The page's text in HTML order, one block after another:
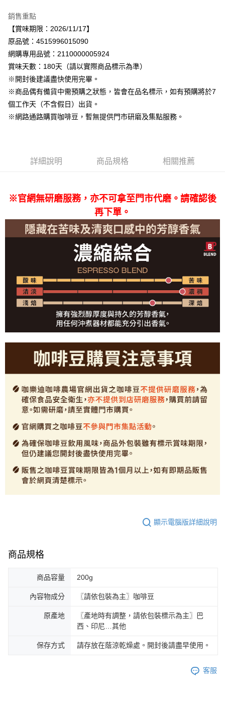
全盈+PAY
AFTEE先享後付
相關說明
【關於「AFTEE先享後付」】
AFTEE先享後付是「在收到商品之後才付款」的支付方式。 讓您購物簡單
便利好安心！
１．簡單：不需註冊會員、不需綁卡、不需儲值。
２．便利：只要手機號碼，簡訊認證，即可結帳。
【「AFTEE先享後付」結帳流程】
ATM／網路銀行／等多元方式進行付款，方視為交易完成。
※ 交易是否成功請以「AFTEE先享後付 」之結帳頁面顯示為準，若有關於
是否繳費成功／繳費後需取消欲退款等相關疑問，請聯繫「AFTEE先享後付
https://netprotections.freshdesk.com/support/home
【注意事項】
１．透過由恩沛科技股份有限公司提供之「AFTEE先享後付」服務完成之交
易，需依本服務之必要範圍內提供個人資料，並將交易相關給付款項請求債
權轉讓予恩沛科技股份有限公司。
２．關於個人資料處理事宜，請瀏覽以下網址：
https://aftee.tw/terms/#terms3
３．未成年的使用者請事先徵得法定代理人或監護人之同意方可使用
「AFTEE先享後付」，若未經同意申辦者引起之損失，本公司不負相關責
任。
４．使用「AFTEE先享後付」時，將依據個別帳號之用戶狀況，依本公司即
時審查核予不同之上限額度；若仍有額度不足之情形，本公司將視審查結果
請求用戶進行身份認證。
５．嚴禁一人註冊多個帳號或使用他人資訊註冊。若發現惡意使用之情形，
恩沛科技股份有限公司將有權停止該用戶之使用額度並採取法律行動。
運送方式
宅配
每筆NT$120，滿NT$899(含以上)免運費
銷售重點
【賞味期限：2026/11/17】
原品號：4515996015090
網購專用品號：2110000005924
賞味天數：180天（請以實際商品標示為準）
※開封後建議盡快使用完畢。
※商品偶有備貨中需預購之狀態，皆會在品名標示，如有預購將於7
個工作天（不含假日）出貨。
※網路通路購買咖啡豆，暫無提供門市研磨及集點服務。
詳細說明 商品規格 相關推薦
※官網無研磨服務，亦不可拿至門市代磨。請確認後
再下單。
顯示電腦版詳細說明
商品規格
商品容量 200g
內容物成分 〖請依包裝為主〗咖啡豆
原產地
〖產地時有調整，請依包裝標示為主〗巴
西、印尼…其他
保存方式 請存放在蔭涼乾燥處。開封後請盡早使用。
客服